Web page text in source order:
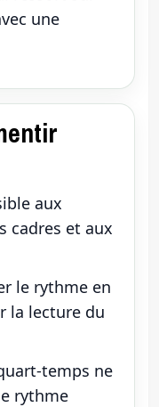
une
aux
cadres et aux
le rythme en
la lecture du
temps ne
rythme